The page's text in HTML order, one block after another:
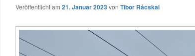
Veröffentlicht am 21. Januar 2023von Tibor Rácskai